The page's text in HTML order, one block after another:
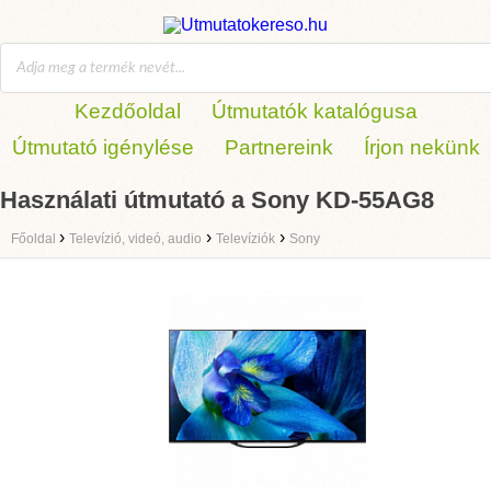
Kezdőoldal
Útmutatók katalógusa
Útmutató igénylése
Partnereink Írjon nekünk
Használati útmutató a Sony KD-55AG8
Főoldal › Televízió, videó, audio › Televíziók › Sony